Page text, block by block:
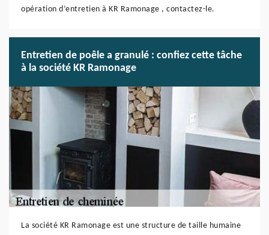
opération d’entretien à KR Ramonage , contactez-le.
Entretien de poêle a granulé : confiez cette tâche
à la société KR Ramonage
La société KR Ramonage est une structure de taille humaine